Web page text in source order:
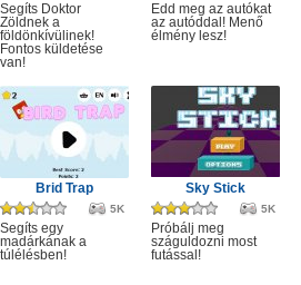
Segíts Doktor
Zöldnek a
földönkívülinek!
Fontos küldetése
van!
Edd meg az autókat
az autóddal! Menő
élmény lesz!
Brid Trap
5K
Segíts egy
madárkának a
túlélésben!
Sky Stick
5K
Próbálj meg
száguldozni most
futással!